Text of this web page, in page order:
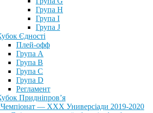
Група H
Група I
Група J
Єдності
Плей-офф
Група А
Група В
Група С
Група D
Регламент
Придніпров’я
— ХХХ Универсіади 2019-2020